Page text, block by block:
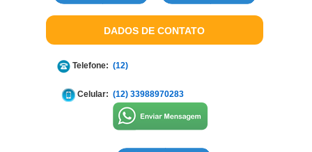
DADOS DE CONTATO
Telefone: (12)
Celular: (12) 33988970283